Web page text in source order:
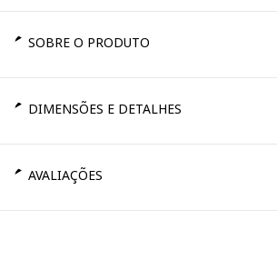
SOBRE O PRODUTO
DIMENSÕES E DETALHES
AVALIAÇÕES